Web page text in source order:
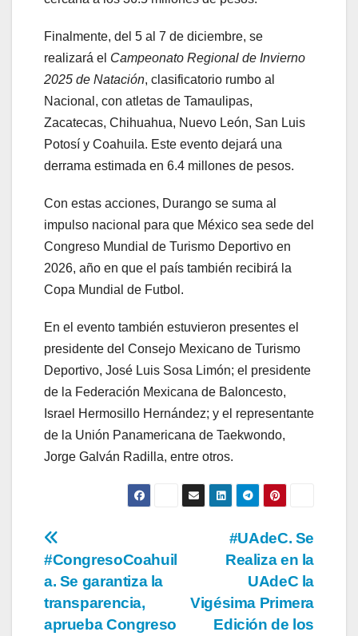
Finalmente, del 5 al 7 de diciembre, se
realizará el Campeonato Regional de Invierno
2025 de Natación, clasificatorio rumbo al
Nacional, con atletas de Tamaulipas,
Zacatecas, Chihuahua, Nuevo León, San Luis
Potosí y Coahuila. Este evento dejará una
derrama estimada en 6.4 millones de pesos.
Con estas acciones, Durango se suma al
impulso nacional para que México sea sede del
Congreso Mundial de Turismo Deportivo en
2026, año en que el país también recibirá la
Copa Mundial de Futbol.
En el evento también estuvieron presentes el
presidente del Consejo Mexicano de Turismo
Deportivo, José Luis Sosa Limón; el presidente
de la Federación Mexicana de Baloncesto,
Israel Hermosillo Hernández; y el representante
de la Unión Panamericana de Taekwondo,
Jorge Galván Radilla, entre otros.
Navegación
de
entradas
#UAdeC. Se
Realiza en la
UAdeC la
Vigésima Primera
Edición de los
#CongresoCoahuil
a. Se garantiza la
transparencia,
aprueba Congreso